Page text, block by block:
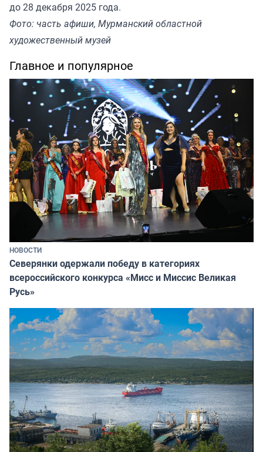
до 28 декабря 2025 года.
Фото: часть афиши, Мурманский областной
художественный музей
Главное и популярное
НОВОСТИ
Северянки одержали победу в категориях
всероссийского конкурса «Мисс и Миссис Великая
Русь»